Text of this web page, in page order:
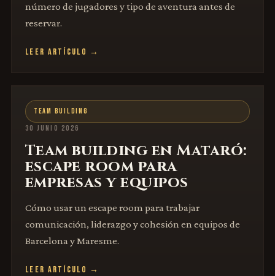
número de jugadores y tipo de aventura antes de
reservar.
LEER ARTÍCULO →
TEAM BUILDING
30 JUNIO 2026
Team building en Mataró:
escape room para
empresas y equipos
Cómo usar un escape room para trabajar
comunicación, liderazgo y cohesión en equipos de
Barcelona y Maresme.
LEER ARTÍCULO →